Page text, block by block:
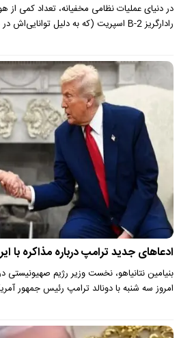
در دنیای عملیات نظامی مخفیانه، تعداد کمی از
رادارگریز B-2 اسپریت (که به دلیل توانایی‌اش در نفوذ به سیستم‌های دفاعی…
ادعاهای جدید ترامپ درباره مذاکره با
بنیامین نتانیاهو، نخست وزیر رژیم
امروز سه شنبه با دونالد ترامپ رئیس جمهور